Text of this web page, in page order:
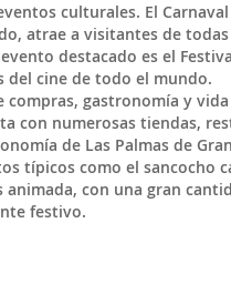
culturales. El
atrae a visitantes de
destacado es el
del cine de todo el mundo.
gastronomía y
con numerosas tiendas,
de Las Palmas de
típicos como el sancocho
con una gran
festivo.